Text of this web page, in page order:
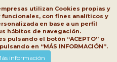
utilizan Cookies propias y
con fines analíticos y
en base a un perfil
hábitos de navegación.
pulsando el botón “ACEPTO” o
en “MÁS INFORMACIÓN”.
información